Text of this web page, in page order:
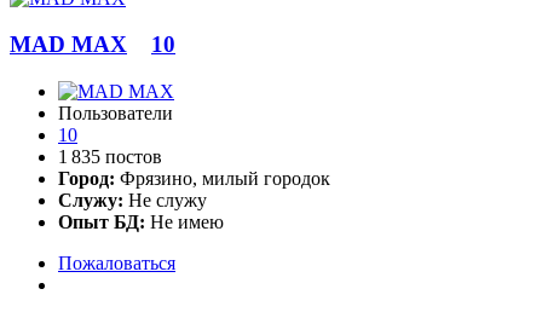
MAD MAX 10
Пользователи
10
1 835 постов
Город: Фрязино, милый городок
Служу: Не служу
Опыт БД: Не имею
Пожаловаться